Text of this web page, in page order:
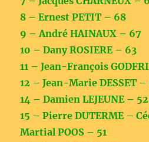
8 – Ernest PETIT – 68
9 – André HAINAUX – 67
10 – Dany ROSIERE – 63
11 – Jean-François
12 – Jean-Marie DESSET
14 – Damien LEJEUNE – 52
15 – Pierre DUTERME –
Martial POOS – 51